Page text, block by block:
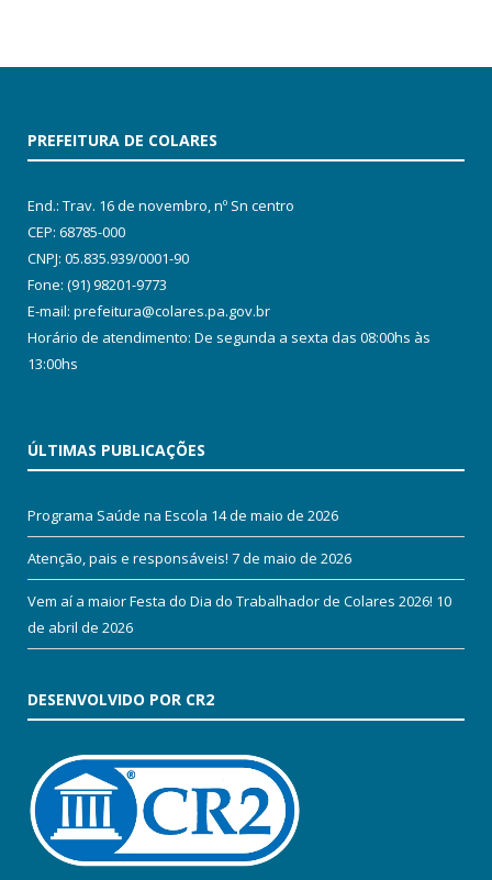
PREFEITURA DE COLARES
End.: Trav. 16 de novembro, nº Sn centro
CEP: 68785-000
CNPJ: 05.835.939/0001-90
Fone: (91) 98201-9773
E-mail: prefeitura@colares.pa.gov.br
Horário de atendimento: De segunda a sexta das 08:00hs às
13:00hs
ÚLTIMAS PUBLICAÇÕES
Programa Saúde na Escola 14 de maio de 2026
Atenção, pais e responsáveis! 7 de maio de 2026
Vem aí a maior Festa do Dia do Trabalhador de Colares 2026! 10
de abril de 2026
DESENVOLVIDO POR CR2